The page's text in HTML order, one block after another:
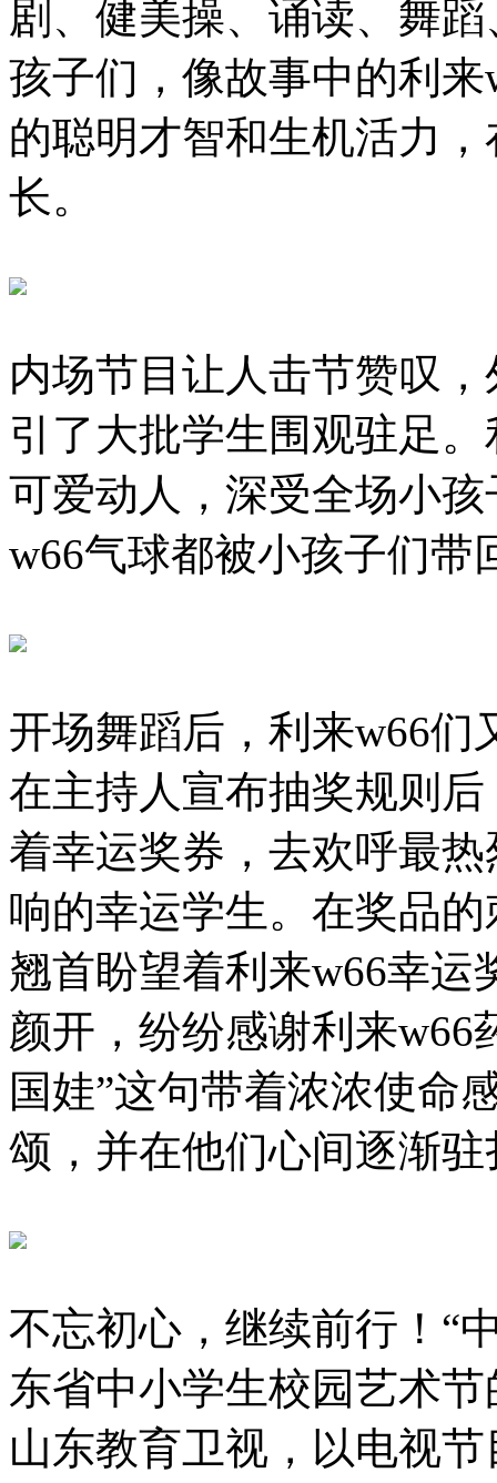
剧、健美操、诵读、舞
孩子们，像故事中的利
的聪明才智和生机活力
长。
内场节目让人击节赞叹
引了大批学生围观驻足
可爱动人，深受全场小
w66气球都被小孩子们带
开场舞蹈后，利来w66们
在主持人宣布抽奖规则
着幸运奖券，去欢呼最
响的幸运学生。在奖品
翘首盼望着利来w66幸
颜开，纷纷感谢利来w66
国娃”这句带着浓浓使命
颂，并在他们心间逐渐
不忘初心，继续前行！“
东省中小学生校园艺术
山东教育卫视，以电视